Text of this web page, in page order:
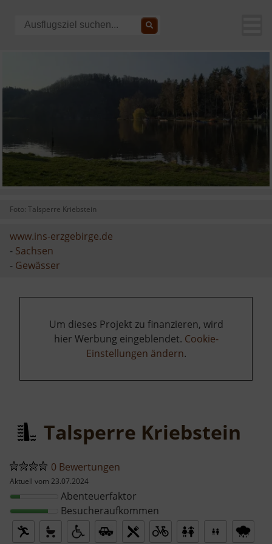
Foto: Talsperre Kriebstein
www.ins-erzgebirge.de
- Sachsen
- Gewässer
Um dieses Projekt zu finanzieren, wird
hier Werbung eingeblendet. Cookie-
Einstellungen ändern.
Talsperre Kriebstein
0 Bewertungen
Aktuell vom 23.07.2024
Abenteuerfaktor
Besucheraufkommen